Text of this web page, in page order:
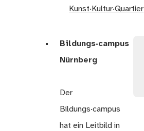
Kunst·Kultur·Quartier
Bildungs·campus
Nürnberg
Der
Bildungs·campus
hat ein Leitbild in